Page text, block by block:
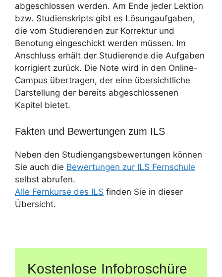
abgeschlossen werden. Am Ende jeder Lektion
bzw. Studienskripts gibt es Lösungaufgaben,
die vom Studierenden zur Korrektur und
Benotung eingeschickt werden müssen. Im
Anschluss erhält der Studierende die Aufgaben
korrigiert zurück. Die Note wird in den Online-
Campus übertragen, der eine übersichtliche
Darstellung der bereits abgeschlossenen
Kapitel bietet.
Fakten und Bewertungen zum ILS
Neben den Studiengangsbewertungen können
Sie auch die Bewertungen zur ILS Fernschule
selbst abrufen.
Alle Fernkurse des ILS finden Sie in dieser
Übersicht.
Kostenlose Infobroschüre